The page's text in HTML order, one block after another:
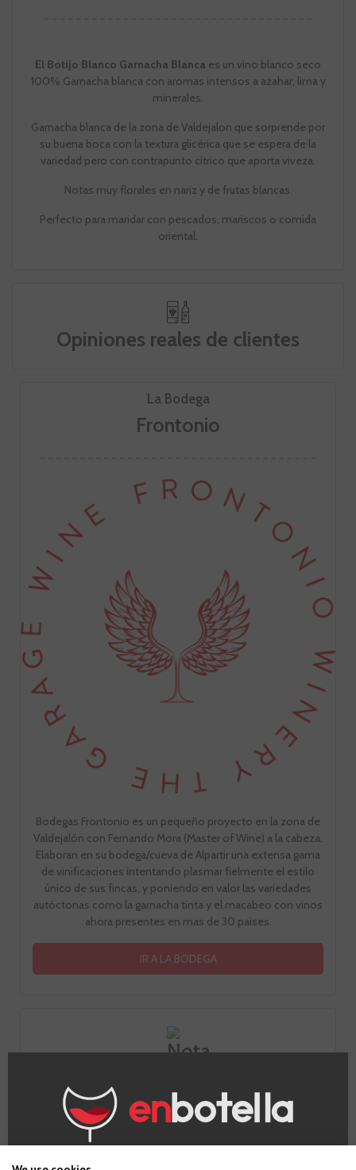
La Bodega
Frontonio
Bodegas Frontonio es un pequeño proyecto en la zona de
Valdejalón con Fernando Mora (Master of Wine) a la cabeza.
Elaboran en su bodega/cueva de Alpartir una extensa gama
de vinificaciones intentando plasmar fielmente el estilo
único de sus fincas, y poniendo en valor las variedades
autóctonas como la garnacha tinta y el macabeo con vinos
ahora presentes en mas de 30 paises.
IR A LA BODEGA
Nota de cata
El Botijo Blanco Garnacha Blanca es un vino blanco seco
100% Garnacha blanca con aromas intensos a azahar, lima y
minerales.
Garnacha blanca de la zona de Valdejalon que sorprende por
su buena boca con la textura glicérica que se espera de la
variedad pero con contrapunto cítrico que aporta viveza.
Notas muy florales en nariz y de frutas blancas.
Perfecto para maridar con pescados, mariscos o comida
oriental.
Opiniones reales de clientes
¿Eres mayor de edad?